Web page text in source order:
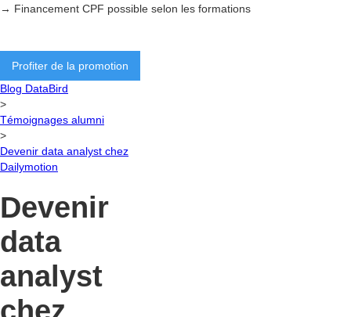
→ Financement CPF possible selon les formations
Profiter de la promotion
Blog DataBird
>
Témoignages alumni
>
Devenir data analyst chez
Dailymotion
Devenir
data
analyst